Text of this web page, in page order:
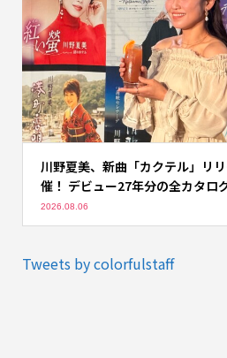
川野夏美、新曲「カクテル」リ
催！ デビュー27年分の全カタロ
2026.08.06
Tweets by colorfulstaff